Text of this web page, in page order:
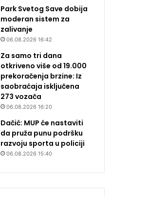
Park Svetog Save dobija
moderan sistem za
zalivanje
06.08.2026 16:42
Za samo tri dana
otkriveno više od 19.000
prekoračenja brzine: Iz
saobraćaja isključena
273 vozača
06.08.2026 16:20
Dačić: MUP će nastaviti
da pruža punu podršku
razvoju sporta u policiji
06.08.2026 15:40